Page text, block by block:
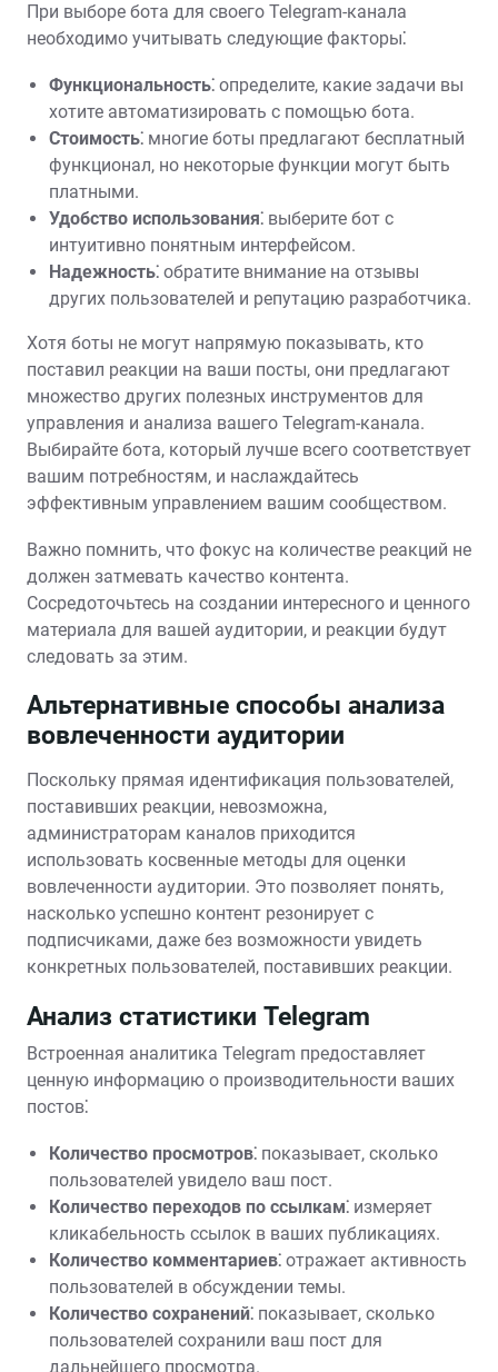
При выборе бота для своего Telegram-канала
необходимо учитывать следующие факторы⁚
Функциональность⁚ определите, какие задачи вы
хотите автоматизировать с помощью бота.
Стоимость⁚ многие боты предлагают бесплатный
функционал, но некоторые функции могут быть
платными.
Удобство использования⁚ выберите бот с
интуитивно понятным интерфейсом.
Надежность⁚ обратите внимание на отзывы
других пользователей и репутацию разработчика.
Хотя боты не могут напрямую показывать, кто
поставил реакции на ваши посты, они предлагают
множество других полезных инструментов для
управления и анализа вашего Telegram-канала.
Выбирайте бота, который лучше всего соответствует
вашим потребностям, и наслаждайтесь
эффективным управлением вашим сообществом.
Важно помнить, что фокус на количестве реакций не
должен затмевать качество контента.
Сосредоточьтесь на создании интересного и ценного
материала для вашей аудитории, и реакции будут
следовать за этим.
Альтернативные способы анализа
вовлеченности аудитории
Поскольку прямая идентификация пользователей,
поставивших реакции, невозможна,
администраторам каналов приходится
использовать косвенные методы для оценки
вовлеченности аудитории. Это позволяет понять,
насколько успешно контент резонирует с
подписчиками, даже без возможности увидеть
конкретных пользователей, поставивших реакции.
Анализ статистики Telegram
Встроенная аналитика Telegram предоставляет
ценную информацию о производительности ваших
постов⁚
Количество просмотров⁚ показывает, сколько
пользователей увидело ваш пост.
Количество переходов по ссылкам⁚ измеряет
кликабельность ссылок в ваших публикациях.
Количество комментариев⁚ отражает активность
пользователей в обсуждении темы.
Количество сохранений⁚ показывает, сколько
пользователей сохранили ваш пост для
дальнейшего просмотра.